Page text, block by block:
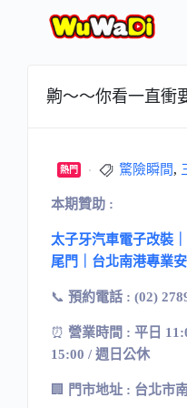
齁～～你看一直衝
熱門 驚險瞬間,
本期贊助 :
太子牙汽車電子改裝
尾門｜台北南港專業
📞 預約電話 : (02)
⏰ 營業時間 : 平日
15:00 / 週日公休
🏢 門市地址 : 台北市